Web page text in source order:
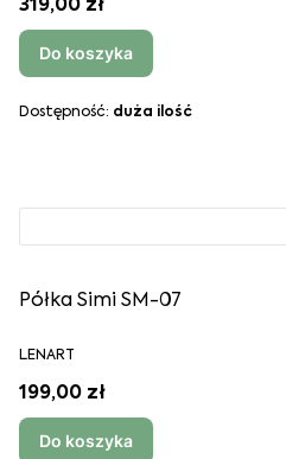
319,00 zł
Do koszyka
Dostępność: duża ilość
Półka Simi SM-07
LENART
199,00 zł
Do koszyka